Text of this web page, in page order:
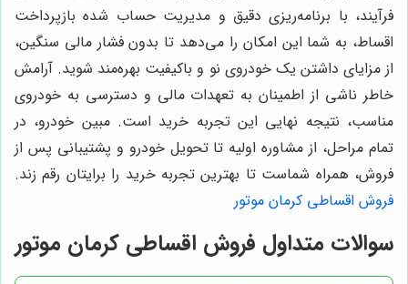
فرآیند، با برنامه‌ریزی دقیق و مدیریت حساب شده بازپرداخت
اقساط، به شما این امکان را می‌دهد تا بدون فشار مالی سنگین،
از مزایای داشتن یک خودروی نو و باکیفیت بهره‌مند شوید. آرامش
خاطر ناشی از اطمینان به تعهدات مالی و دسترسی به خودروی
مناسب، نتیجه نهایی این تجربه خرید است. مبین خودرو، در
تمام مراحل، از مشاوره اولیه تا تحویل خودرو و پشتیبانی پس از
فروش، همراه شماست تا بهترین تجربه خرید را برایتان رقم زند.
فروش اقساطی کرمان موتور
سوالات متداول فروش اقساطی کرمان موتور